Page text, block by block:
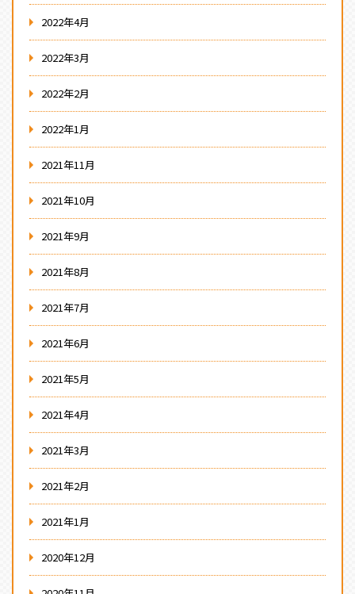
2022年4月
2022年3月
2022年2月
2022年1月
2021年11月
2021年10月
2021年9月
2021年8月
2021年7月
2021年6月
2021年5月
2021年4月
2021年3月
2021年2月
2021年1月
2020年12月